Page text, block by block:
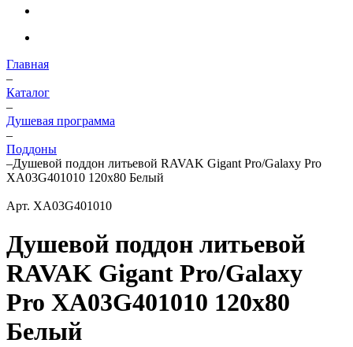
Главная
–
Каталог
–
Душевая программа
–
Поддоны
–Душевой поддон литьевой RAVAK Gigant Pro/Galaxy Pro
ХА03G401010 120х80 Белый
Арт. ХА03G401010
Душевой поддон литьевой
RAVAK Gigant Pro/Galaxy
Pro ХА03G401010 120х80
Белый